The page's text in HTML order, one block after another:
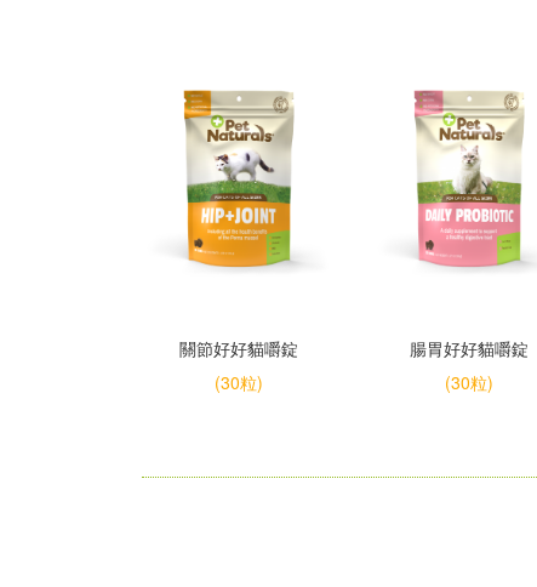
關節好好貓嚼錠
(30粒)
腸胃好好貓嚼錠
(30粒)